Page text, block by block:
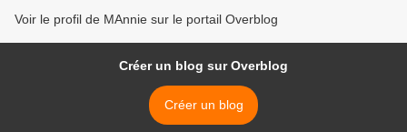
Voir le profil de MAnnie sur le portail Overblog
Créer un blog sur Overblog
Créer un blog